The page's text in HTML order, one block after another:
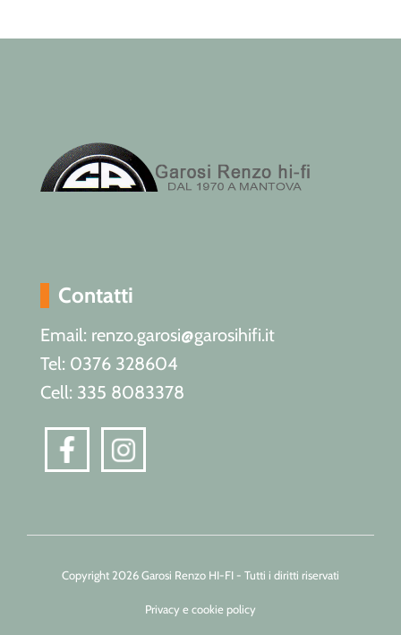
Contatti
Email: renzo.garosi@garosihifi.it
Tel: 0376 328604
Cell: 335 8083378
Copyright 2026 Garosi Renzo HI-FI - Tutti i diritti riservati
Privacy e cookie policy